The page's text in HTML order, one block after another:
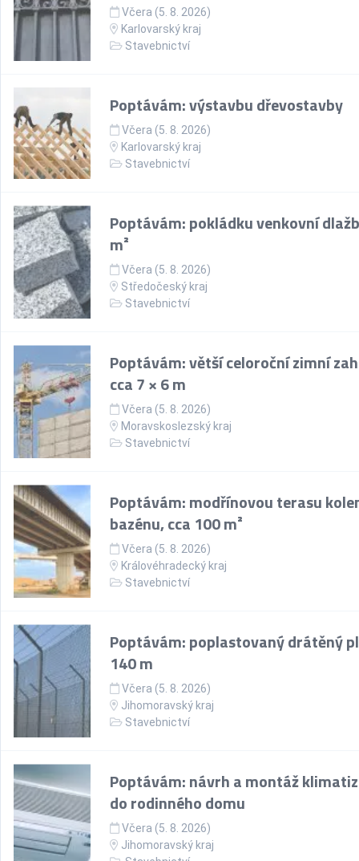
Včera (5. 8. 2026)
Karlovarský kraj
Stavebnictví
Poptávám: výstavbu dřevostavby
Včera (5. 8. 2026)
Karlovarský kraj
Stavebnictví
Poptávám: pokládku venkovní
m²
Včera (5. 8. 2026)
Středočeský kraj
Stavebnictví
Poptávám: větší celoroční zimní
cca 7 × 6 m
Včera (5. 8. 2026)
Moravskoslezský kraj
Stavebnictví
Poptávám: modřínovou terasu
bazénu, cca 100 m²
Včera (5. 8. 2026)
Královéhradecký kraj
Stavebnictví
Poptávám: poplastovaný drátěný
140 m
Včera (5. 8. 2026)
Jihomoravský kraj
Stavebnictví
Poptávám: návrh a montáž
do rodinného domu
Včera (5. 8. 2026)
Jihomoravský kraj